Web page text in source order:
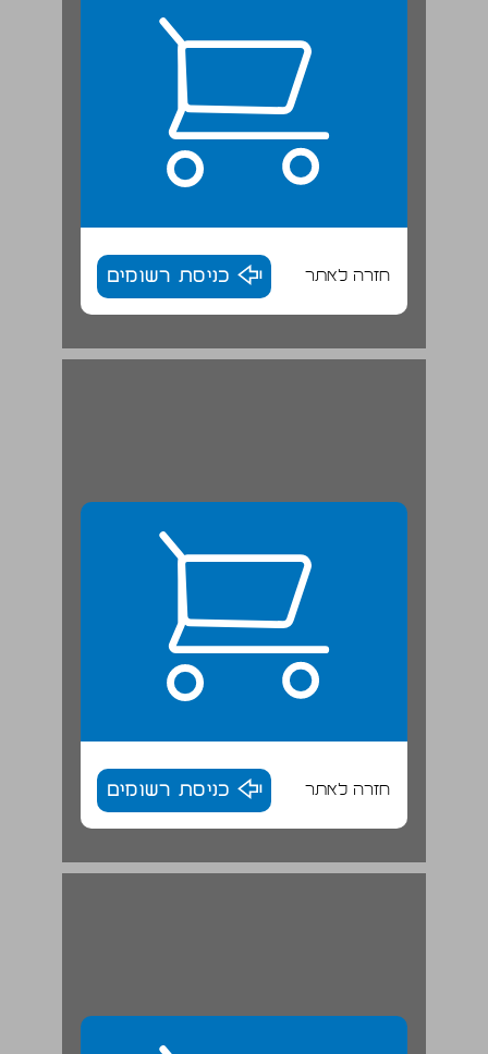
חזרה לאתר כניסת רשומים
ד. ארגון השדה האמנותי ... 29
חזרה לאתר כניסת רשומים